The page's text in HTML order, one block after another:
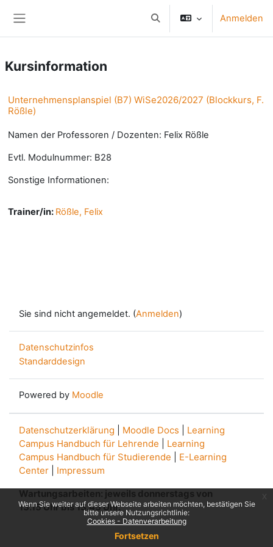
Wenn Sie weiter auf dieser Webseite arbeiten möchten, bestätigen Sie
bitte unsere Nutzungsrichtlinie:
Cookies - Datenverarbeitung
Fortsetzen
Sucheingabe umschalten
Anmelden
Kursinformation
Unternehmensplanspiel (B7) WiSe2026/2027 (Blockkurs, F.
Rößle)
Namen der Professoren / Dozenten: Felix Rößle
Evtl. Modulnummer: B28
Sonstige Informationen:
Trainer/in: Rößle, Felix
Sie sind nicht angemeldet. (Anmelden)
Datenschutzinfos
Standarddesign
Powered by Moodle
Datenschutzerklärung Moodle Docs
Learning
Campus Handbuch für Lehrende
Learning
Campus Handbuch für Studierende
E-Learning
Center
Impressum
Wartungsarbeiten: jeweils donnerstags von
13.15 Uhr bis 13.45 Uhr.